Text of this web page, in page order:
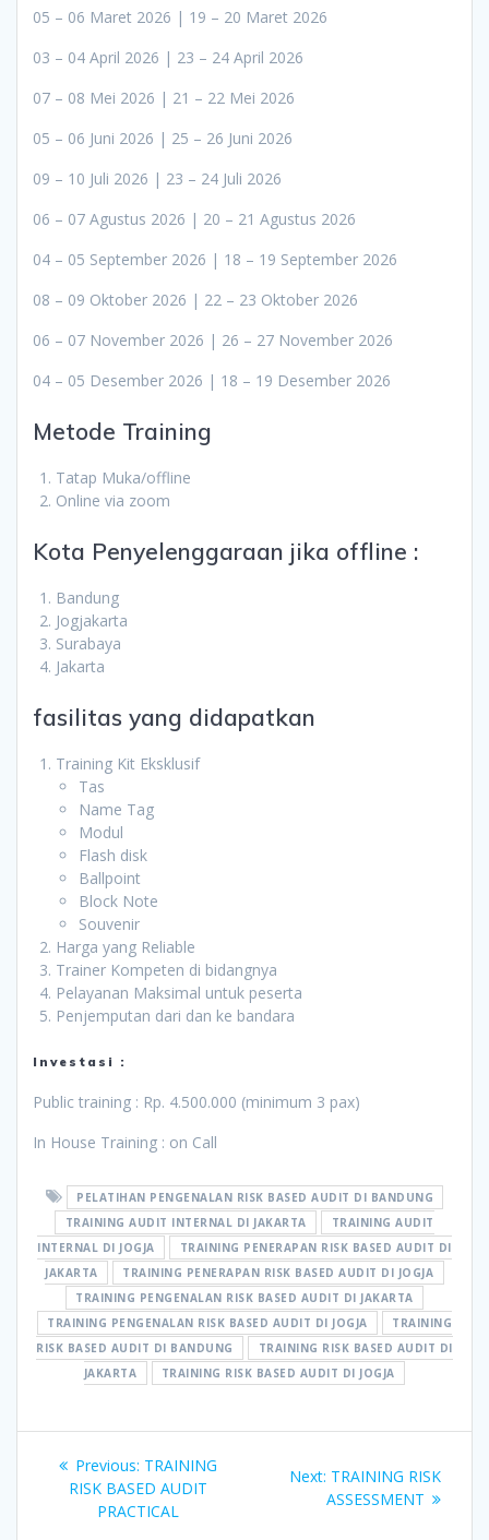
05 – 06 Maret 2026 | 19 – 20 Maret 2026
03 – 04 April 2026 | 23 – 24 April 2026
07 – 08 Mei 2026 | 21 – 22 Mei 2026
05 – 06 Juni 2026 | 25 – 26 Juni 2026
09 – 10 Juli 2026 | 23 – 24 Juli 2026
06 – 07 Agustus 2026 | 20 – 21 Agustus 2026
04 – 05 September 2026 | 18 – 19 September 2026
08 – 09 Oktober 2026 | 22 – 23 Oktober 2026
06 – 07 November 2026 | 26 – 27 November 2026
04 – 05 Desember 2026 | 18 – 19 Desember 2026
Metode Training
Tatap Muka/offline
Online via zoom
Kota Penyelenggaraan jika offline :
Bandung
Jogjakarta
Surabaya
Jakarta
fasilitas yang didapatkan
Training Kit Eksklusif
Tas
Name Tag
Modul
Flash disk
Ballpoint
Block Note
Souvenir
Harga yang Reliable
Trainer Kompeten di bidangnya
Pelayanan Maksimal untuk peserta
Penjemputan dari dan ke bandara
Investasi :
Public training : Rp. 4.500.000 (minimum 3 pax)
In House Training : on Call
PELATIHAN PENGENALAN RISK BASED AUDIT DI BANDUNG
TRAINING AUDIT INTERNAL DI JAKARTA
TRAINING AUDIT
INTERNAL DI JOGJA
TRAINING PENERAPAN RISK BASED AUDIT DI
JAKARTA
TRAINING PENERAPAN RISK BASED AUDIT DI JOGJA
TRAINING PENGENALAN RISK BASED AUDIT DI JAKARTA
TRAINING PENGENALAN RISK BASED AUDIT DI JOGJA
TRAINING
RISK BASED AUDIT DI BANDUNG
TRAINING RISK BASED AUDIT DI
JAKARTA
TRAINING RISK BASED AUDIT DI JOGJA
Post
navigation
Previous: Previous
post:
TRAINING
RISK BASED AUDIT
PRACTICAL
Next: Next
post:
TRAINING RISK
ASSESSMENT